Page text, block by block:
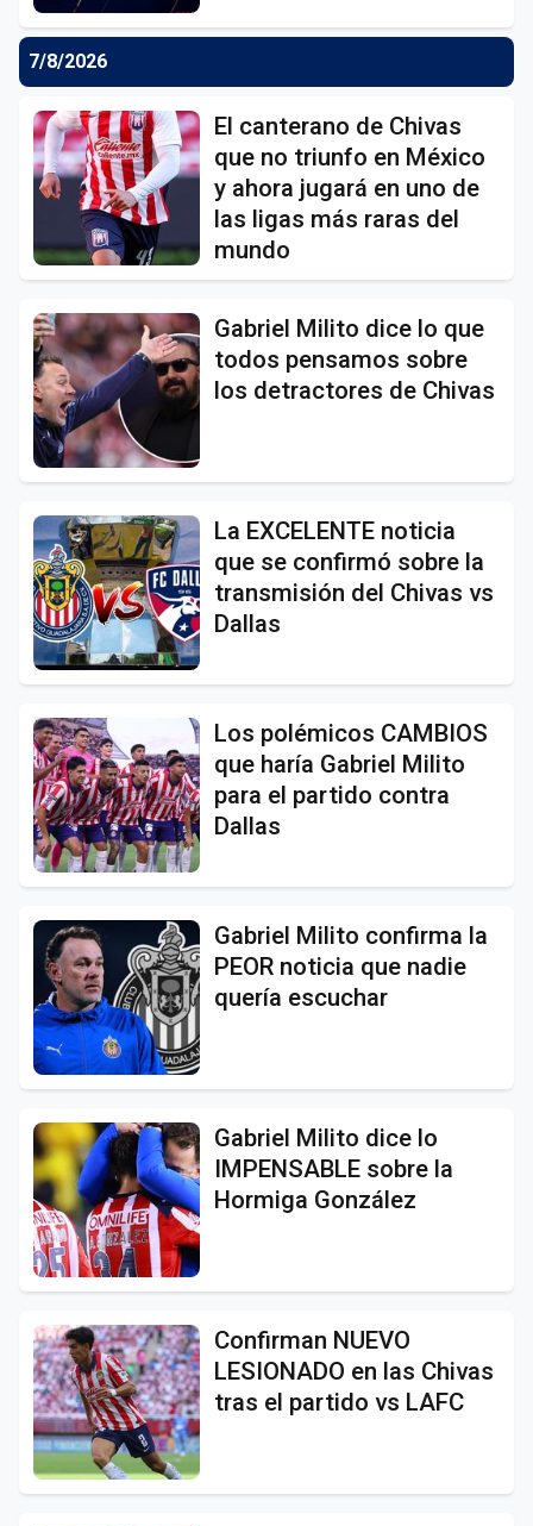
7/8/2026
El canterano de Chivas
que no triunfo en México
y ahora jugará en uno de
las ligas más raras del
mundo
Gabriel Milito dice lo que
todos pensamos sobre
los detractores de Chivas
La EXCELENTE noticia
que se confirmó sobre la
transmisión del Chivas vs
Dallas
Los polémicos CAMBIOS
que haría Gabriel Milito
para el partido contra
Dallas
Gabriel Milito confirma la
PEOR noticia que nadie
quería escuchar
Gabriel Milito dice lo
IMPENSABLE sobre la
Hormiga González
Confirman NUEVO
LESIONADO en las Chivas
tras el partido vs LAFC